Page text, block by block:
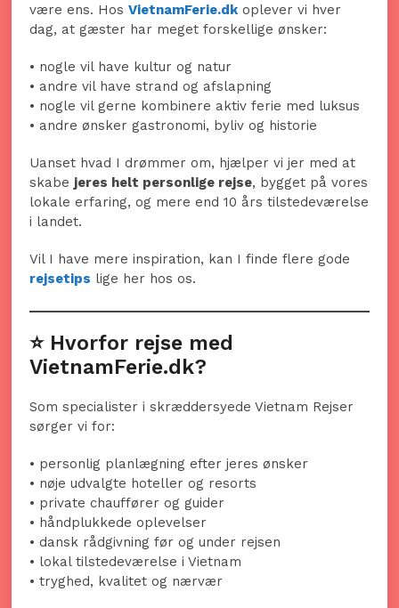
være ens. HosVietnamFerie.dk oplever vi hver
dag, at gæster har meget forskellige ønsker:
• nogle vil have kultur og natur
• andre vil have strand og afslapning
• nogle vil gerne kombinere aktiv ferie med luksus
• andre ønsker gastronomi, byliv og historie
Uanset hvad I drømmer om, hjælper vi jer med at
skabe jeres helt personlige rejse, bygget på vores
lokale erfaring, og mere end 10 års tilstedeværelse
i landet.
Vil I have mere inspiration, kan I finde flere gode
rejsetips lige her hos os.
⭐ Hvorfor rejse med
VietnamFerie.dk?
Som specialister i skræddersyede Vietnam Rejser
sørger vi for:
• personlig planlægning efter jeres ønsker
• nøje udvalgte hoteller og resorts
• private chauffører og guider
• håndplukkede oplevelser
• dansk rådgivning før og under rejsen
• lokal tilstedeværelse i Vietnam
• tryghed, kvalitet og nærvær